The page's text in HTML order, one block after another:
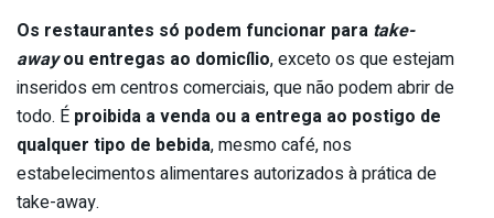
Os restaurantes só podem funcionar para take-
awayou entregas ao domicílio, exceto os que estejam
inseridos em centros comerciais, que não podem abrir de
todo. É proibida a venda ou a entrega ao postigo de
qualquer tipo de bebida, mesmo café, nos
estabelecimentos alimentares autorizados à prática de
take-away.